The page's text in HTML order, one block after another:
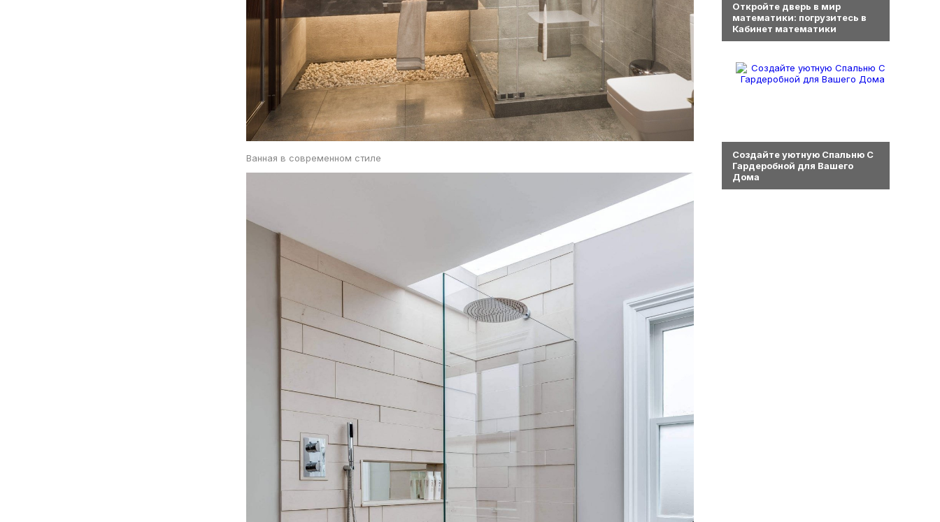
Ванная в современном стиле
Откройте дверь в мир
математики: погрузитесь в
Кабинет математики
Создайте уютную Спальню С
Гардеробной для Вашего
Дома